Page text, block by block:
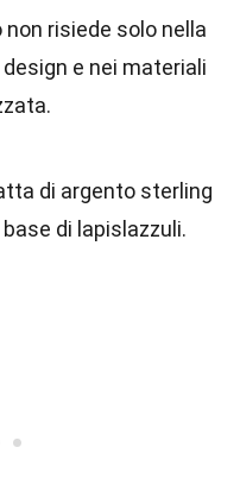
non risiede solo nella
e nei materiali
di argento sterling
di lapislazzuli.